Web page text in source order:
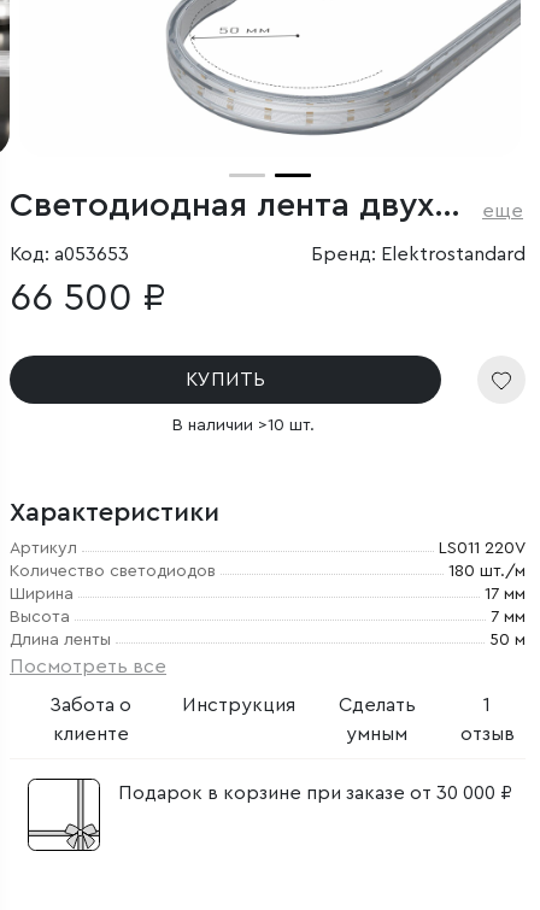
Светодиодная лента двухрядная Premium 220 В 18 Вт/м 180 Led/м 2835 IP65, холодный белый 6500K, 50 м еще
Код: a053653 Бренд: Elektrostandard
66 500 ₽
КУПИТЬ
В наличии >10 шт.
Характеристики
Артикул
LS011 220V
Количество светодиодов
180 шт./м
Ширина
17 мм
Высота
7 мм
Длина ленты
50 м
Посмотреть все
Забота о
клиенте
Инструкция
Сделать
умным
1
отзыв
Подарок в корзине при заказе от 30 000 ₽